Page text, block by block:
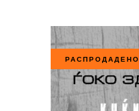
РАСПРОДАДЕНО